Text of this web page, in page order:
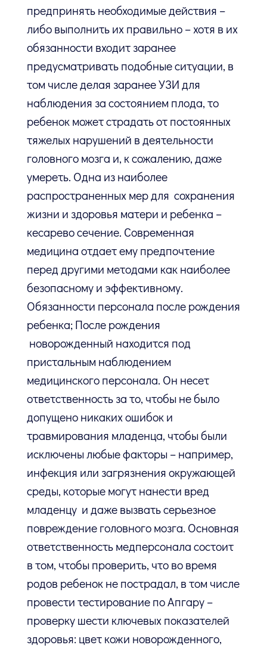
предпринять необходимые действия –
либо выполнить их правильно – хотя в их
обязанности входит заранее
предусматривать подобные ситуации, в
том числе делая заранее УЗИ для
наблюдения за состоянием плода, то
ребенок может страдать от постоянных
тяжелых нарушений в деятельности
головного мозга и, к сожалению, даже
умереть. Одна из наиболее
распространенных мер для сохранения
жизни и здоровья матери и ребенка –
кесарево сечение. Современная
медицина отдает ему предпочтение
перед другими методами как наиболее
безопасному и эффективному.
Обязанности персонала после рождения
ребенка; После рождения
новорожденный находится под
пристальным наблюдением
медицинского персонала. Он несет
ответственность за то, чтобы не было
допущено никаких ошибок и
травмирования младенца, чтобы были
исключены любые факторы – например,
инфекция или загрязнения окружающей
среды, которые могут нанести вред
младенцу и даже вызвать серьезное
повреждение головного мозга. Основная
ответственность медперсонала состоит
в том, чтобы проверить, что во время
родов ребенок не пострадал, в том числе
провести тестирование по Апгару –
проверку шести ключевых показателей
здоровья: цвет кожи новорожденного,